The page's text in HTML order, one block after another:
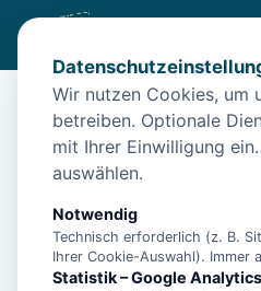
/Unterkünfte /Borkum/
Borkum – Ferienwohnung Tedje
Borkum –
Borkum für 4
26757 Borkum
Wir nutzen Cookies, um
betreiben. Optionale
mit Ihrer Einwilligung
auswählen.
Notwendig
Technisch erforderlich (z. B.
Ihrer Cookie-Auswahl). Immer
Statistik – Google Analytics